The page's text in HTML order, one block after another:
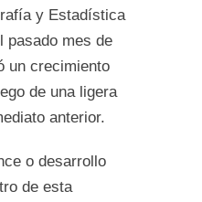
y Estadística
pasado mes de
un crecimiento
de una ligera
anterior.
o desarrollo
de esta